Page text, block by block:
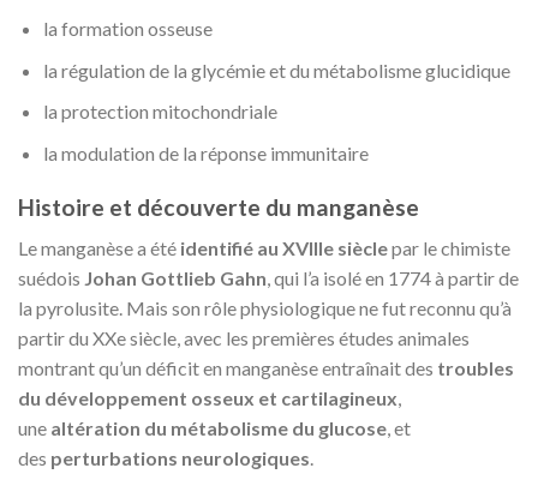
la formation osseuse
la régulation de la glycémie et du métabolisme glucidique
la protection mitochondriale
la modulation de la réponse immunitaire
Histoire et découverte du manganèse
Le manganèse a été identifié au XVIIIe sièclepar le chimiste
suédois Johan Gottlieb Gahn, qui l’a isolé en 1774 à partir de
la pyrolusite. Mais son rôle physiologique ne fut reconnu qu’à
partir du XXe siècle, avec les premières études animales
montrant qu’un déficit en manganèse entraînait des troubles
du développement osseux et cartilagineux,
une altération du métabolisme du glucose, et
des perturbations neurologiques.